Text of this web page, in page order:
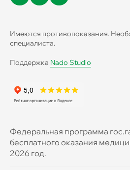
Имеются противопоказания.
специалиста.
Поддержка Nado Studio
Федеральная программа
бесплатного оказания
2026 год.